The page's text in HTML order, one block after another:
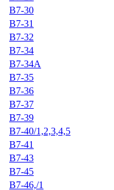
В7-30
В7-31
В7-32
В7-34
В7-34А
В7-35
В7-36
В7-37
В7-39
В7-40/1,2,3,4,5
В7-41
В7-43
В7-45
В7-46,/1